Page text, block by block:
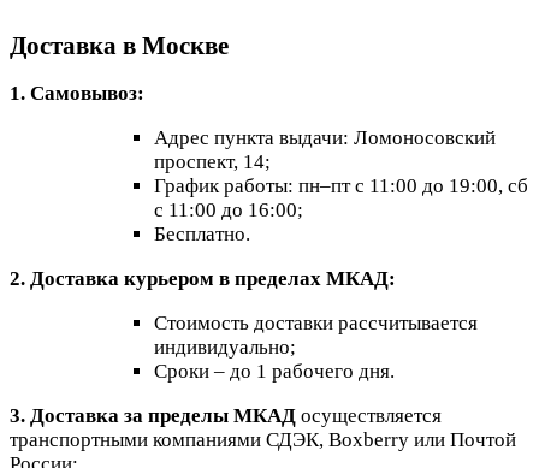
Доставка в Москве
1. Самовывоз:
Адрес пункта выдачи: Ломоносовский
проспект, 14;
График работы: пн–пт с 11:00 до 19:00, сб
с 11:00 до 16:00;
Бесплатно.
2. Доставка курьером в пределах МКАД:
Стоимость доставки рассчитывается
индивидуально;
Сроки – до 1 рабочего дня.
3. Доставка за пределы МКАД осуществляется
транспортными компаниями СДЭК, Boxberry или Почтой
России: